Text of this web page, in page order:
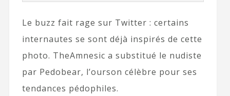
Le buzz fait rage sur Twitter : certains
internautes se sont déjà inspirés de cette
photo. TheAmnesic a substitué le nudiste
par Pedobear, l’ourson célèbre pour ses
tendances pédophiles.